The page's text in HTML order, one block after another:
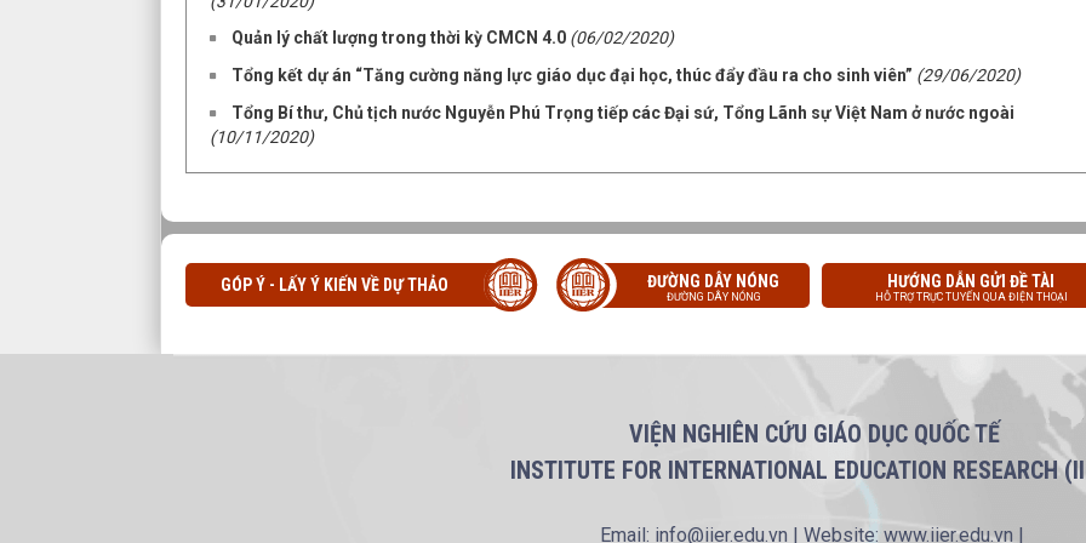
Quản lý chất lượng trong thời kỳ CMCN 4.0 (06/02/2020)
Tổng kết dự án “Tăng cường năng lực giáo dục đại học, thúc đẩy đầu ra cho sinh viên” (29/06/2020)
Tổng Bí thư, Chủ tịch nước Nguyễn Phú Trọng tiếp các Đại sứ, Tổng Lãnh sự Việt Nam ở nước ngoài
(10/11/2020)
GÓP Ý - LẤY Ý KIẾN VỀ DỰ THẢO ĐƯỜNG DÂY NÓNG
ĐƯỜNG DÂY NÓNG
HƯỚNG DẪN GỬI ĐỀ TÀI
HỖ TRỢ TRỰC TUYẾN QUA ĐIỆN THOẠI
VIỆN NGHIÊN CỨU GIÁO DỤC QUỐC TẾ
INSTITUTE FOR INTERNATIONAL EDUCATION RESEARCH
Email: info@iier.edu.vn | Website: www.iier.edu.vn |